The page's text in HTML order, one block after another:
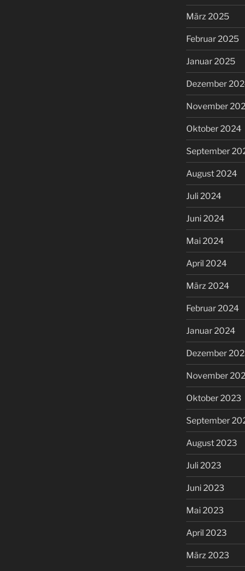
März 2025
Februar 2025
Januar 2025
Dezember
November
Oktober 2024
September
August 2024
Juli 2024
Juni 2024
Mai 2024
April 2024
März 2024
Februar 2024
Januar 2024
Dezember
November
Oktober 2023
September
August 2023
Juli 2023
Juni 2023
Mai 2023
April 2023
März 2023